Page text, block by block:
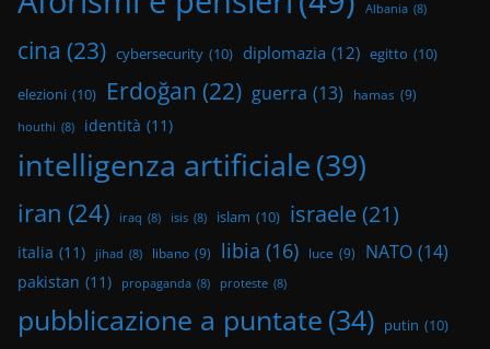
Albania (8)
cina (23) cybersecurity (10) diplomazia (12) egitto (10)
elezioni (10) Erdoğan (22) guerra (13) hamas (9)
houthi (8) identità (11)
intelligenza artificiale(39)
iran (24) iraq (8) isis (8) islam (10) israele(21)
italia (11) jihad (8) libano (9) libia (16) luce (9) NATO (14)
pakistan (11) propaganda (8) proteste (8)
pubblicazione a puntate (34) putin (10)